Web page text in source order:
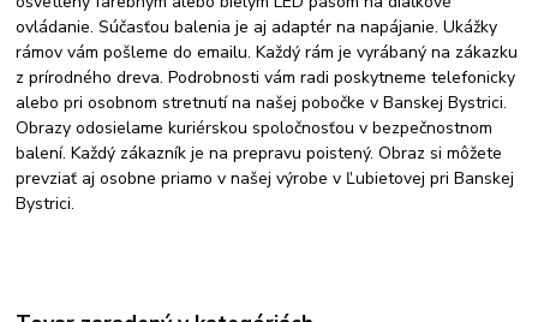
ovládanie. Súčasťou balenia je aj adaptér na napájanie. Ukážky
rámov vám pošleme do emailu. Každý rám je vyrábaný na zákazku
z prírodného dreva. Podrobnosti vám radi poskytneme telefonicky
alebo pri osobnom stretnutí na našej pobočke v Banskej Bystrici.
Obrazy odosielame kuriérskou spoločnosťou v bezpečnostnom
balení. Každý zákazník je na prepravu poistený. Obraz si môžete
prevziať aj osobne priamo v našej výrobe v Ľubietovej pri Banskej
Bystrici.